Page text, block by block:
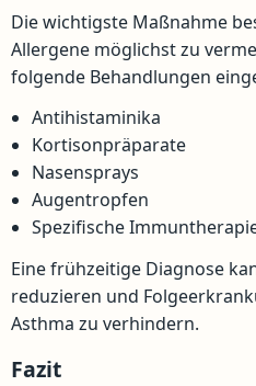
Die wichtigste Maßnahme
Allergene möglichst zu
folgende Behandlungen
Antihistaminika
Kortisonpräparate
Nasensprays
Augentropfen
Spezifische
Eine frühzeitige Diagnose
reduzieren und
Asthma zu verhindern.
Fazit